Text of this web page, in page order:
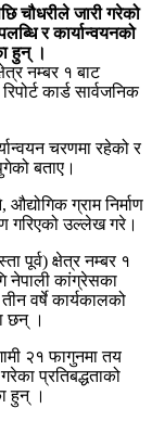
चौधरीले जारी गरेको
र कार्यान्वयनको
हुन् ।
नम्बर १ बाट
कार्ड सार्वजनिक
चरणमा रहेको र
बताए।
ग्राम निर्माण
गरिएको उल्लेख गरे।
पूर्व) क्षेत्र नम्बर १
नेपाली कांग्रेसका
वर्षे कार्यकालको
छन् ।
२१ फागुनमा तय
प्रतिबद्धताको
हुन् ।